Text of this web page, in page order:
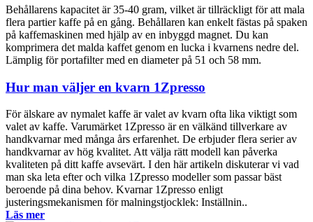
Behållarens kapacitet är 35-40 gram, vilket är tillräckligt för att mala
flera partier kaffe på en gång. Behållaren kan enkelt fästas på spaken
på kaffemaskinen med hjälp av en inbyggd magnet. Du kan
komprimera det malda kaffet genom en lucka i kvarnens nedre del.
Lämplig för portafilter med en diameter på 51 och 58 mm.
Hur man väljer en kvarn 1Zpresso
För älskare av nymalet kaffe är valet av kvarn ofta lika viktigt som
valet av kaffe. Varumärket 1Zpresso är en välkänd tillverkare av
handkvarnar med många års erfarenhet. De erbjuder flera serier av
handkvarnar av hög kvalitet. Att välja rätt modell kan påverka
kvaliteten på ditt kaffe avsevärt. I den här artikeln diskuterar vi vad
man ska leta efter och vilka 1Zpresso modeller som passar bäst
beroende på dina behov. Kvarnar 1Zpresso enligt
justeringsmekanismen för malningstjocklek: Inställnin..
Läs mer